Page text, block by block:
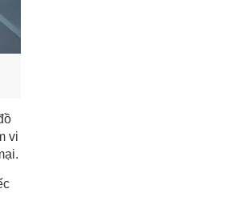
vi